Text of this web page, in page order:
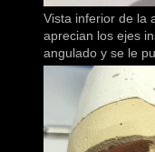
Vista inferior de la
aprecian los ejes
angulado y se le